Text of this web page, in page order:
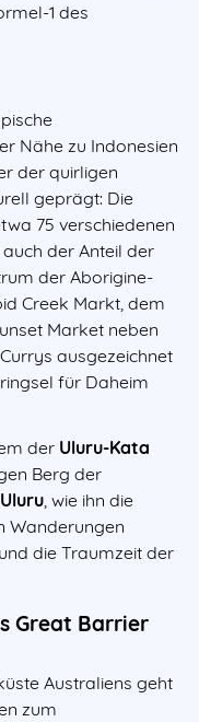
1 des
Nähe zu Indonesien
der quirligen
geprägt: Die
75 verschiedenen
der Anteil der
der Aborigine-
Creek Markt, dem
Market neben
ausgezeichnet
für Daheim
der Uluru-Kata
Berg der
Uluru , wie ihn die
Wanderungen
die Traumzeit der
Great Barrier
Australiens geht
zum